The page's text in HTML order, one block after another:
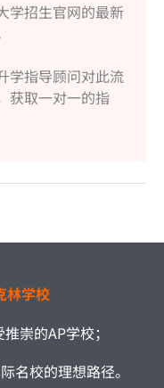
学招生官网的最新
学指导顾问对此流
获取一对一的指
林学校
崇的AP学校；
名校的理想路径。